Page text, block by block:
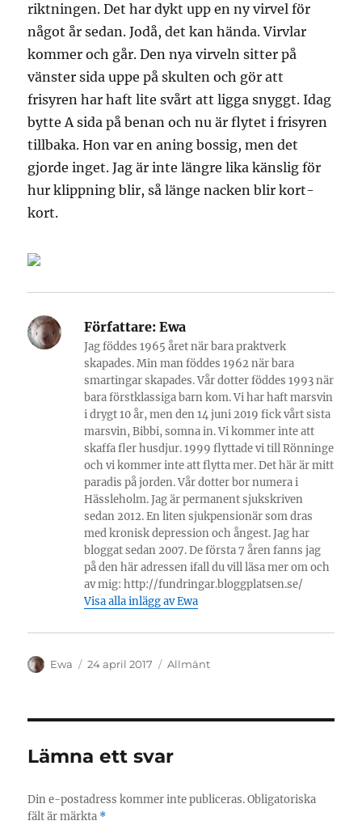
riktningen. Det har dykt upp en ny virvel för
något år sedan. Jodå, det kan hända. Virvlar
kommer och går. Den nya virveln sitter på
vänster sida uppe på skulten och gör att
frisyren har haft lite svårt att ligga snyggt. Idag
bytte A sida på benan och nu är flytet i frisyren
tillbaka. Hon var en aning bossig, men det
gjorde inget. Jag är inte längre lika känslig för
hur klippning blir, så länge nacken blir kort-
kort.
Författare: Ewa
Jag föddes 1965 året när bara praktverk
skapades. Min man föddes 1962 när bara
smartingar skapades. Vår dotter föddes 1993 när
bara förstklassiga barn kom. Vi har haft marsvin
i drygt 10 år, men den 14 juni 2019 fick vårt sista
marsvin, Bibbi, somna in. Vi kommer inte att
skaffa fler husdjur. 1999 flyttade vi till Rönninge
och vi kommer inte att flytta mer. Det här är mitt
paradis på jorden. Vår dotter bor numera i
Hässleholm. Jag är permanent sjukskriven
sedan 2012. En liten sjukpensionär som dras
med kronisk depression och ångest. Jag har
bloggat sedan 2007. De första 7 åren fanns jag
på den här adressen ifall du vill läsa mer om och
av mig: http://fundringar.bloggplatsen.se/
Visa alla inlägg av Ewa
Författare
Ewa
Publicerat
24 april 2017 Kategorier
Allmänt
Lämna ett svar
Din e-postadress kommer inte publiceras. Obligatoriska
fält är märkta *